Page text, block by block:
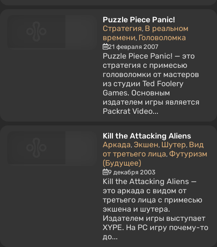
Puzzle Piece Panic!
Стратегия, В реальном
времени, Головоломка
21 февраля 2007
Puzzle Piece Panic! — это
стратегия с примесью
головоломки от мастеров
из студии Ted Foolery
Games. Основным
издателем игры является
Packrat Video...
Kill the Attacking Aliens
Аркада, Экшен, Шутер, Вид
от третьего лица, Футуризм
(Будущее)
9 декабря 2003
Kill the Attacking Aliens —
это аркада с видом от
третьего лица с примесью
экшена и шутера.
Издателем игры выступает
XYPE. На PC игру почему-то
до...